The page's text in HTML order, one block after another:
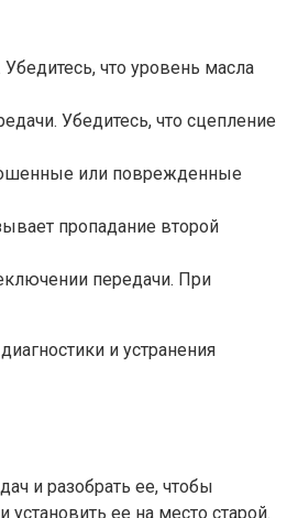
что уровень масла
Убедитесь, что сцепление
или поврежденные
пропадание второй
передачи. При
и устранения
и разобрать ее, чтобы
ее на место старой.